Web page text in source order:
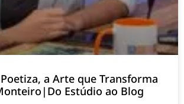
a Arte que Transforma
Estúdio ao Blog